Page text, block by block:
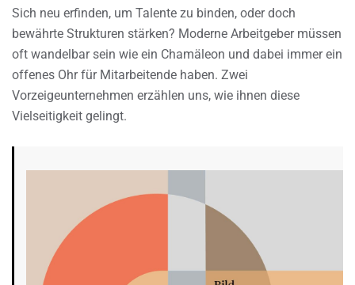
Sich neu erfinden, um Talente zu binden, oder doch
bewährte Strukturen stärken? Moderne Arbeitgeber müssen
oft wandelbar sein wie ein Chamäleon und dabei immer ein
offenes Ohr für Mitarbeitende haben. Zwei
Vorzeigeunternehmen erzählen uns, wie ihnen diese
Vielseitigkeit gelingt.